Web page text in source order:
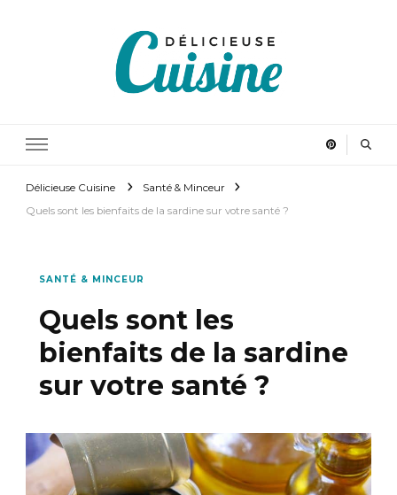
Délicieuse Cuisine
Santé & Minceur
Quels sont les bienfaits de la sardine sur votre santé ?
SANTÉ & MINCEUR
Quels sont les
bienfaits de la sardine
sur votre santé ?